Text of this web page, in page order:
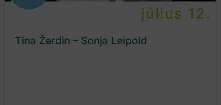
július 12.
Tina Žerdin – Sonja Leipold